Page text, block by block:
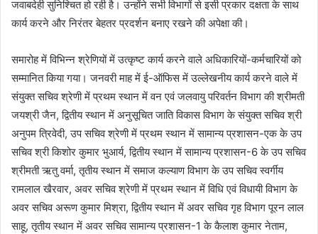
जवाबदेही सुनिश्चित हो रही है। उन्होंने सभी विभागों से इसी प्रकार दक्षता के साथ
कार्य करने और निरंतर बेहतर प्रदर्शन बनाए रखने की अपेक्षा की।
समारोह में विभिन्न श्रेणियों में उत्कृष्ट कार्य करने वाले अधिकारियों-कर्मचारियों को
सम्मानित किया गया। जनवरी माह में ई-ऑफिस में उल्लेखनीय कार्य करने वाले में
संयुक्त सचिव श्रेणी में प्रथम स्थान में वन एवं जलवायु परिवर्तन विभाग की श्रीमती
जयश्री जैन, द्वितीय स्थान में अनुसूचित जाति विकास विभाग के संयुक्त सचिव श्री
अनुपम त्रिवेदी, उप सचिव श्रेणी में प्रथम स्थान में सामान्य प्रशासन-एक के उप
सचिव श्री किशोर कुमार भुआर्य, द्वितीय स्थान में सामान्य प्रशासन-6 के उप सचिव
श्रीमती ऋतु वर्मा, तृतीय स्थान में समाज कल्याण विभाग के उप सचिव स्वर्गीय
रामलाल खैरवार, अवर सचिव श्रेणी में प्रथम स्थान में विधि एवं विधायी विभाग के
अवर सचिव अरूण कुमार मिश्रा, द्वितीय स्थान में अवर सचिव गृह विभाग पूरन लाल
साहू, तृतीय स्थान में अवर सचिव सामान्य प्रशासन-1 के कैलाश कुमार नेताम,